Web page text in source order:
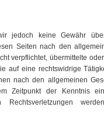
jedoch keine Gewähr
Seiten nach den
verpflichtet, übermittelte
auf eine rechtswidrige
nach den allgemeinen
Zeitpunkt der Kenntnis
Rechtsverletzungen